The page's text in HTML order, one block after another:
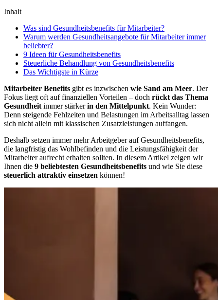
Inhalt
Was sind Gesundheitsbenefits für Mitarbeiter?
Warum werden Gesundheitsangebote für Mitarbeiter immer
beliebter?
9 Ideen für Gesundheitsbenefits
Steuerliche Behandlung von Gesundheitsbenefits
Das Wichtigste in Kürze
Mitarbeiter Benefits gibt es inzwischen wie Sand am Meer. Der
Fokus liegt oft auf finanziellen Vorteilen – doch rückt das Thema
Gesundheit immer stärkerin den Mittelpunkt. Kein Wunder:
Denn steigende Fehlzeiten und Belastungen im Arbeitsalltag lassen
sich nicht allein mit klassischen Zusatzleistungen auffangen.
Deshalb setzen immer mehr Arbeitgeber auf Gesundheitsbenefits,
die langfristig das Wohlbefinden und die Leistungsfähigkeit der
Mitarbeiter aufrecht erhalten sollten. In diesem Artikel zeigen wir
Ihnen die 9 beliebtesten Gesundheitsbenefits und wie Sie diese
steuerlich attraktiv einsetzen können!